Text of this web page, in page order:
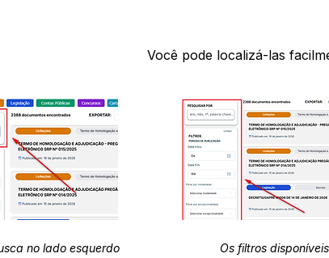
Você pode localizá-las
no lado esquerdo
Os filtros disponíveis